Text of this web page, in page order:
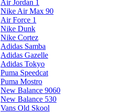
Air Jordan 1
Nike Air Max 90
Air Force 1
Nike Dunk
Nike Cortez
Adidas Samba
Adidas Gazelle
Adidas Tokyo
Puma Speedcat
Puma Mostro
New Balance 9060
New Balance 530
Vans Old Skool